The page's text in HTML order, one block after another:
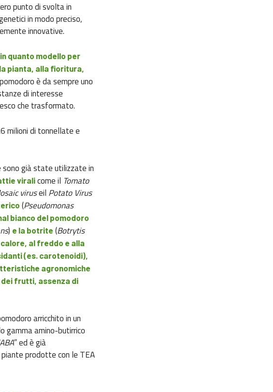
punto di svolta in
in modo preciso,
innovative.
quanto modello per
pianta, alla fioritura,
è da sempre uno
di interesse
che trasformato.
milioni di tonnellate e
già state utilizzate in
viralicome il Tomato
viruseil Potato Virus
(Pseudomonas
bianco del pomodoro
) e la botrite (Botrytis
al freddo e alla
(es. carotenoidi),
agronomiche
frutti, assenza di
arricchito in un
gamma amino-butirrico
” ed è già
piante prodotte con le TEA